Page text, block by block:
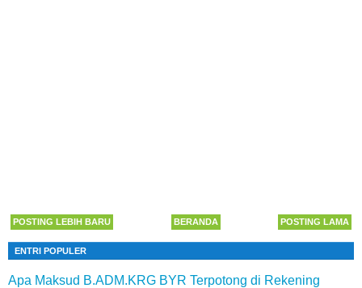
POSTING LEBIH BARU POSTING LAMA
BERANDA
ENTRI POPULER
Apa Maksud B.ADM.KRG BYR Terpotong di Rekening